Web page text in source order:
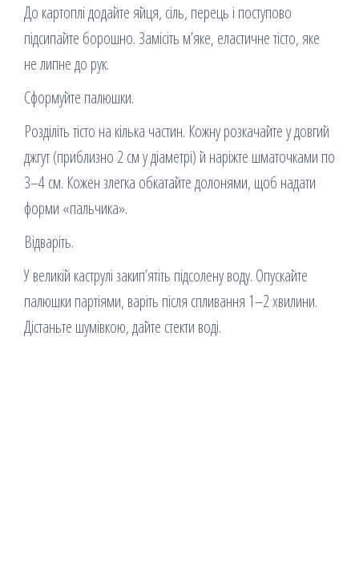
До картоплі додайте яйця, сіль, перець і поступово
підсипайте борошно. Замісіть м’яке, еластичне тісто, яке
не липне до рук.
Сформуйте палюшки.
Розділіть тісто на кілька частин. Кожну розкачайте у довгий
джгут (приблизно 2 см у діаметрі) й наріжте шматочками по
3–4 см. Кожен злегка обкатайте долонями, щоб надати
форми «пальчика».
Відваріть.
У великій каструлі закип’ятіть підсолену воду. Опускайте
палюшки партіями, варіть після спливання 1–2 хвилини.
Дістаньте шумівкою, дайте стекти воді.